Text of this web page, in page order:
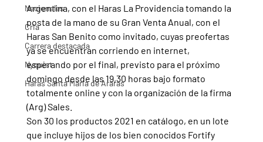
Nacionales
Cria
Carrera destacada
Nyquist
Haras Santa Maria de Araras
Argentina, con el Haras La Providencia tomando la
posta de la mano de su Gran Venta Anual, con el
Haras San Benito como invitado, cuyas preofertas
ya se encuentran corriendo en internet,
esperando por el final, previsto para el próximo
domingo desde las 19,30 horas bajo formato
totalmente online y con la organización de la firma
(Arg) Sales.
Son 30 los productos 2021 en catálogo, en un lote
que incluye hijos de los bien conocidos Fortify